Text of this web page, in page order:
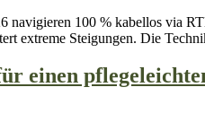
100 % kabellos via
extreme Steigungen. Die
einen